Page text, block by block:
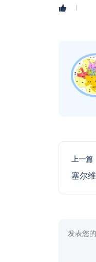
上一篇
塞尔